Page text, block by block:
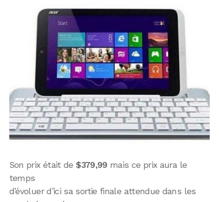
Son prix était de$379,99 mais ce prix aura le
temps
d’évoluer d’ici sa sortie finale attendue dans les